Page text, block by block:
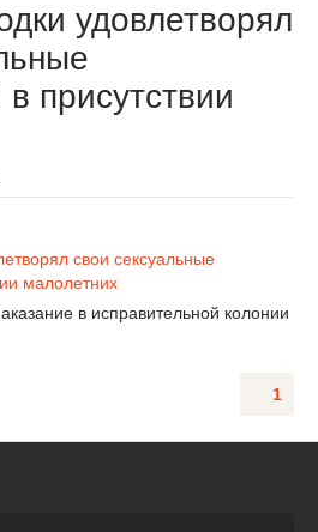
удовлетворял
присутствии
в исправительной колонии
1